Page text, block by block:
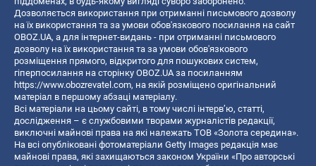
Дозволяється використання при отриманні письмового дозволу
на їх використання та за умови обов'язкового посилання на сайт
OBOZ.UA, а для інтернет-видань - при отриманні письмового
дозволу на їх використання та за умови обов'язкового
розміщення прямого, відкритого для пошукових систем,
гіперпосилання на сторінку OBOZ.UA за посиланням
https://www.obozrevatel.com, на якій розміщено оригінальний
матеріал в першому абзаці матеріалу.
Всі матеріали на цьому сайті, в тому числі інтерв’ю, статті,
дослідження – є службовими творами журналістів редакції,
виключні майнові права на які належать ТОВ «Золота середина».
На всі опубліковані фотоматеріали Getty Images редакція має
майнові права, які захищаються законом України «Про авторські